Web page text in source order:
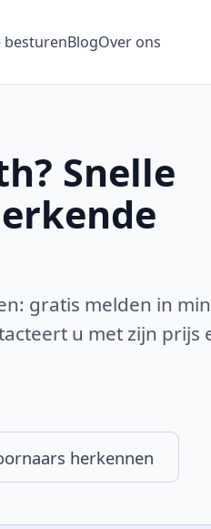
besturenBlogOver ons
Snelle
gratis melden in
u met zijn prijs
herkennen